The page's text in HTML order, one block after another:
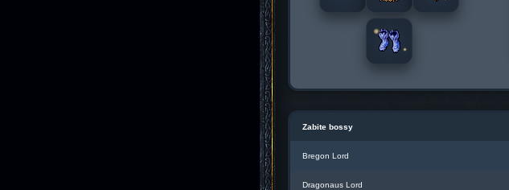
Zabite bossy
Bregon Lord
Dragonaus Lord